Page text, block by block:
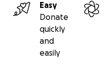
Easy
Donate
quickly
and
easily